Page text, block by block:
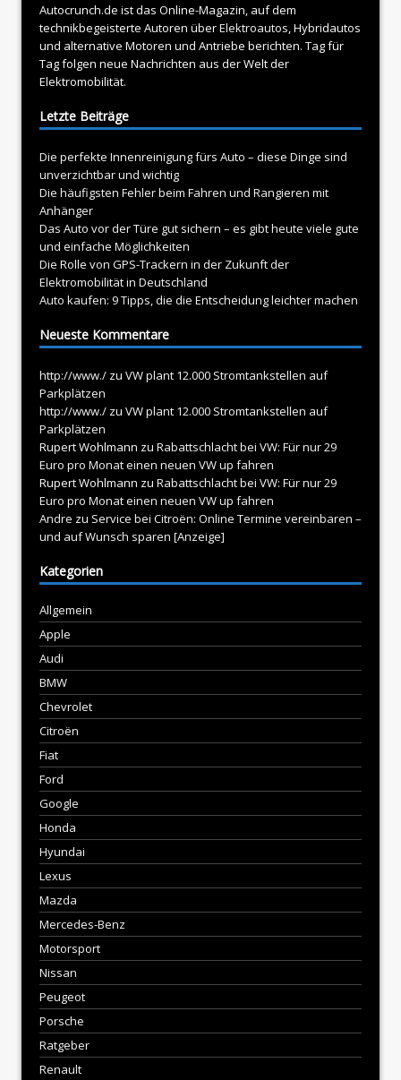
Autocrunch.de ist das Online-Magazin, auf dem
technikbegeisterte Autoren überElektroautos, Hybridautos
und alternative Motoren und Antriebe berichten. Tag für
Tag folgen neue Nachrichten aus der Welt der
Elektromobilität.
Letzte Beiträge
Die perfekte Innenreinigung fürs Auto – diese Dinge sind
unverzichtbar und wichtig
Die häufigsten Fehler beim Fahren und Rangieren mit
Anhänger
Das Auto vor der Türe gut sichern – es gibt heute viele gute
und einfache Möglichkeiten
Die Rolle von GPS-Trackern in der Zukunft der
Elektromobilität in Deutschland
Auto kaufen: 9 Tipps, die die Entscheidung leichter machen
Neueste Kommentare
http://www./ zu VW plant 12.000 Stromtankstellen auf
Parkplätzen
http://www./ zu VW plant 12.000 Stromtankstellen auf
Parkplätzen
Rupert Wohlmann zu Rabattschlacht bei VW: Für nur 29
Euro pro Monat einen neuen VW up fahren
Rupert Wohlmann zu Rabattschlacht bei VW: Für nur 29
Euro pro Monat einen neuen VW up fahren
Andre zu Service bei Citroën: Online Termine vereinbaren –
und auf Wunsch sparen [Anzeige]
Kategorien
Allgemein
Apple
Audi
BMW
Chevrolet
Citroën
Fiat
Ford
Google
Honda
Hyundai
Lexus
Mazda
Mercedes-Benz
Motorsport
Nissan
Peugeot
Porsche
Ratgeber
Renault